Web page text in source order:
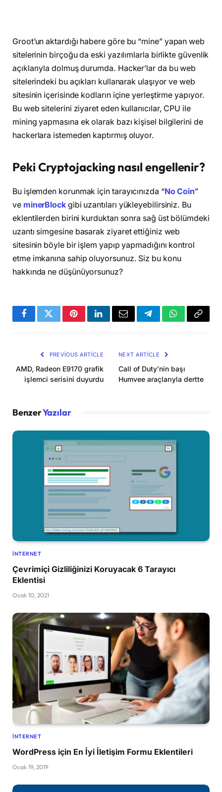
Groot’un aktardığı habere göre bu “mine” yapan web
sitelerinin birçoğu da eski yazılımlarla birlikte güvenlik
açıklarıyla dolmuş durumda. Hacker’lar da bu web
sitelerindeki bu açıkları kullanarak ulaşıyor ve web
sitesinin içerisinde kodların içine yerleştirme yapıyor.
Bu web sitelerini ziyaret eden kullanıcılar, CPU ile
mining yapmasına ek olarak bazı kişisel bilgilerini de
hackerlara istemeden kaptırmış oluyor.
Peki Cryptojacking nasıl engellenir?
Bu işlemden korunmak için tarayıcınızda “No Coin”
ve minerBlockgibi uzantıları yükleyebilirsiniz. Bu
eklentilerden birini kurduktan sonra sağ üst bölümdeki
uzantı simgesine basarak ziyaret ettiğiniz web
sitesinin böyle bir işlem yapıp yapmadığını kontrol
etme imkanına sahip oluyorsunuz. Siz bu konu
hakkında ne düşünüyorsunuz?
FacebookTwitterPinterestLinkedInEmail TelegramWhatsApp
Copy
PREVIOUS ARTICLE
AMD, Radeon E9170 grafik
işlemci serisini duyurdu
NEXT ARTICLE
Call of Duty’nin başı
Humvee araçlarıyla dertte
BenzerYazılar
İNTERNET
Çevrimiçi Gizliliğinizi Koruyacak 6 Tarayıcı
Eklentisi
Ocak 10, 2021
İNTERNET
WordPress için En İyi İletişim Formu Eklentileri
Ocak 19, 2019